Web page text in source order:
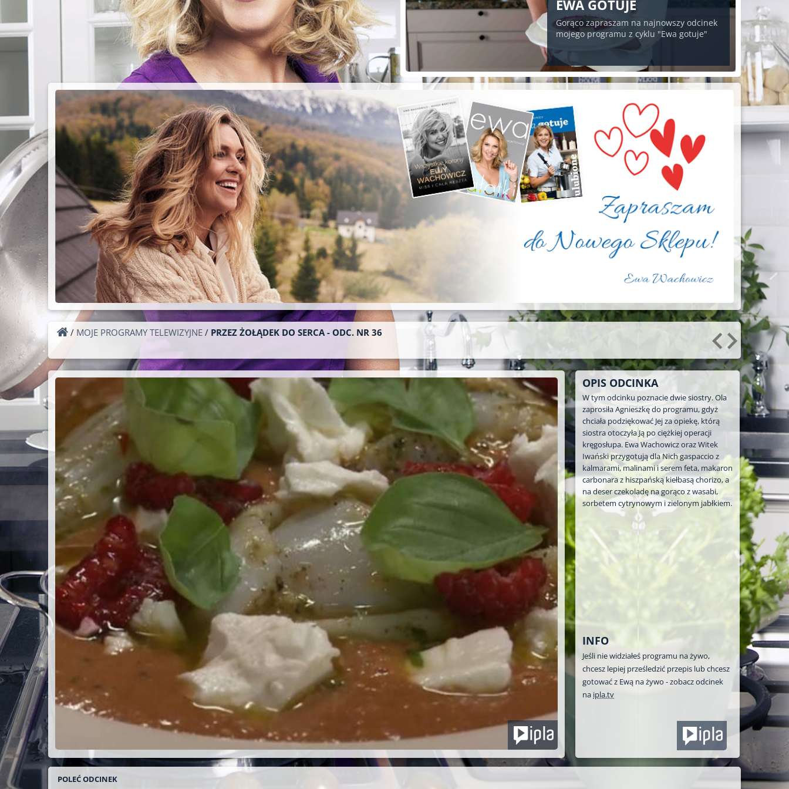
PIECZYSTE POD
CHMURKĄ!
Przepisy na grilla;-)
EWA GOTUJE
Gorąco zapraszam na najnowszy odcinek
mojego programu z cyklu "Ewa gotuje"
/ MOJE PROGRAMY TELEWIZYJNE / PRZEZ ŻOŁĄDEK DO SERCA - ODC. NR 36
OPIS ODCINKA
W tym odcinku poznacie dwie siostry. Ola
zaprosiła Agnieszkę do programu, gdyż
chciała podziękować Jej za opiekę, którą
siostra otoczyła Ją po ciężkiej operacji
kręgosłupa. Ewa Wachowicz oraz Witek
Iwański przygotują dla Nich gaspaccio z
kalmarami, malinami i serem feta, makaron
carbonara z hiszpańską kiełbasą chorizo, a
na deser czekoladę na gorąco z wasabi,
sorbetem cytrynowym i zielonym jabłkiem.
INFO
Jeśli nie widziałeś programu na żywo,
chcesz lepiej prześledzić przepis lub chcesz
gotować z Ewą na żywo - zobacz odcinek
na ipla.tv
POLEĆ ODCINEK